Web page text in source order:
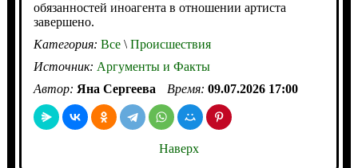
обязанностей иноагента в отношении артиста
завершено.
Категория: Все\Происшествия
Источник: Аргументы и Факты
Автор: Яна Сергеева Время: 09.07.2026 17:00
Наверх